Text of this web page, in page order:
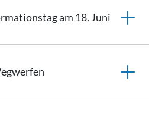
am 18. Juni